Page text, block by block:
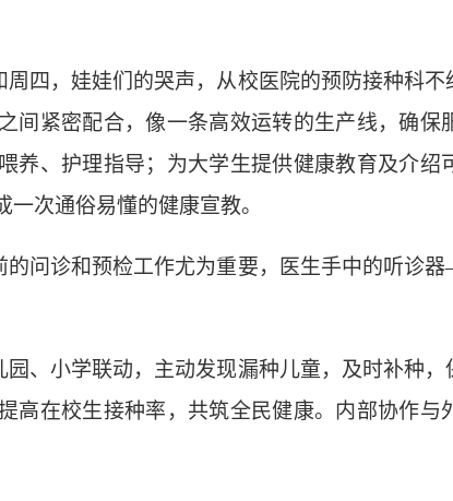
周四，娃娃们的哭声，从校医院的预防接种科不
之间紧密配合，像一条高效运转的生产线，确保
养、护理指导；为大学生提供健康教育及介绍
一次通俗易懂的健康宣教。
的问诊和预检工作尤为重要，医生手中的听诊器
园、小学联动，主动发现漏种儿童， 及时补种，
高在校生接种率 ， 共筑全民健康。 内部协作与